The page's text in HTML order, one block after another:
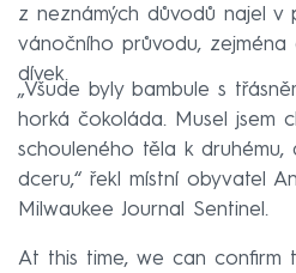
z neznámých důvodů najel v
vánočního průvodu, zejména
dívek.
„Všude byly bambule s
horká čokoláda. Musel jsem
schouleného těla k druhému,
dceru,“ řekl místní obyvatel
Milwaukee Journal Sentinel.
At this time, we can confirm